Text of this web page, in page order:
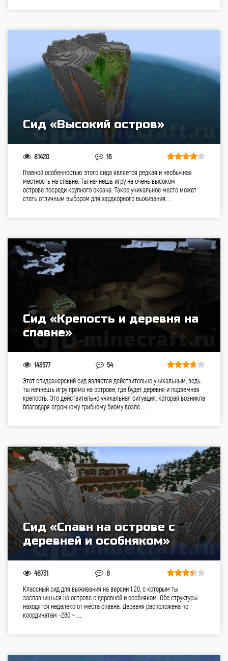
Сид «Высокий остров»
81420 16
Главной особенностью этого сида является редкая и необычная
местность на спавне. Ты начнешь игру на очень высоком
острове посреди крупного океана. Такое уникальное место может
стать отличным выбором для хардкорного выживания…
Сид «Крепость и деревня на
спавне»
143577 54
Этот спидранерский сид является действительно уникальным, ведь
ты начнешь игру прямо на острове, где будет деревня и подземная
крепость. Это действительно уникальная ситуация, которая возникла
благодаря огромному грибному биому возле…
Сид «Спавн на острове с
деревней и особняком»
48731 8
Классный сид для выживания на версии 1.20, с которым ты
заспавнишься на острове с деревней и особняком. Обе структуры
находятся недалеко от места спавна. Деревня расположена по
координатам -280 ~…